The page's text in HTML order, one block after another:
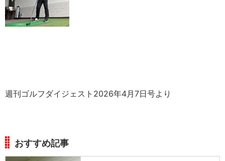
週刊ゴルフダイジェスト2026年4月7日号より
おすすめ記事